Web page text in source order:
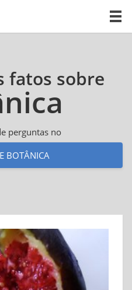
fatos sobre
perguntas no
BOTÂNICA